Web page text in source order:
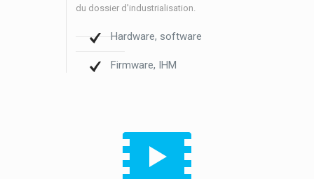
du dossier d'industrialisation.
Hardware, software
Firmware, IHM